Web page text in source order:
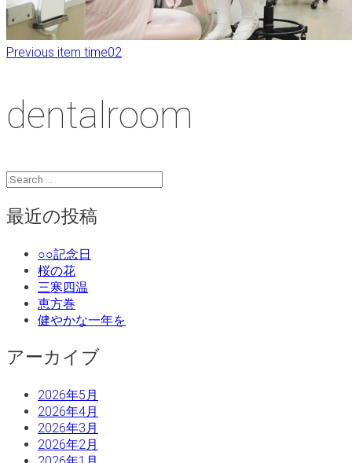
Previous item time02
dentalroom
最近の投稿
○○記念日
桜の花
三寒四温
恵方巻
健やかな一年を
アーカイブ
2026年5月
2026年4月
2026年3月
2026年2月